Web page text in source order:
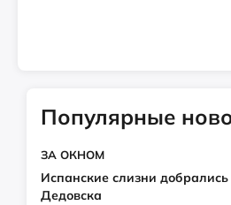
Популярные
ЗА ОКНОМ
Испанские слизни
Дедовска